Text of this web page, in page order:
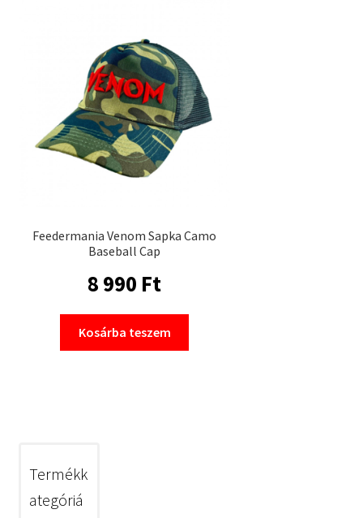
Feedermania Venom Sapka Camo
Baseball Cap
8 990 Ft
Kosárba teszem
Termékk
ategóriá